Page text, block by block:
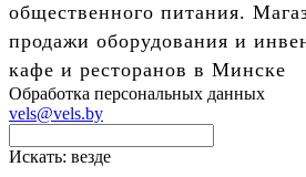
общественного питания.
продажи оборудования и
кафе и ресторанов в Минске
Обработка персональных данных
vels@vels.by
Искать: везде